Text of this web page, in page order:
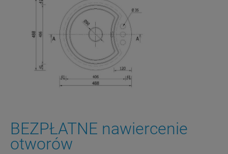
BEZPŁATNE nawiercenie
otworów